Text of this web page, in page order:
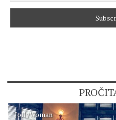
JollyWoman